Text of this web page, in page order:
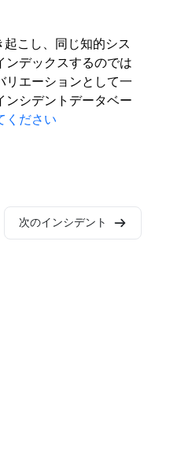
こし、同じ知的シス
ンデックスするのでは
リエーションとして一
ンシデントデータベー
ください
次のインシデント